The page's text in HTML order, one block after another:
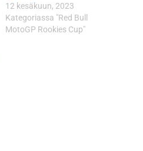
12 kesäkuun, 2023
Kategoriassa "Red Bull
MotoGP Rookies Cup"